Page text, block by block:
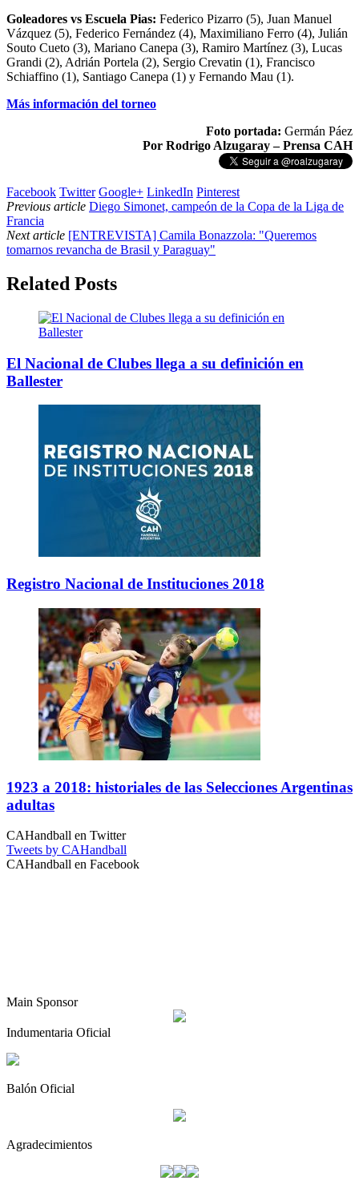
Goleadores vs Escuela Pias: Federico Pizarro (5), Juan Manuel
Vázquez (5), Federico Fernández (4), Maximiliano Ferro (4), Julián
Souto Cueto (3), Mariano Canepa (3), Ramiro Martínez (3), Lucas
Grandi (2), Adrián Portela (2), Sergio Crevatin (1), Francisco
Schiaffino (1), Santiago Canepa (1) y Fernando Mau (1).
Más información del torneo
Foto portada: Germán Páez
Por Rodrigo Alzugaray – Prensa CAH
Facebook Twitter Google+ LinkedIn Pinterest
Previous article Diego Simonet, campeón de la Copa de la Liga de
Francia
Next article [ENTREVISTA] Camila Bonazzola: "Queremos
tomarnos revancha de Brasil y Paraguay"
Related Posts
El Nacional de Clubes llega a su definición en
Ballester
Registro Nacional de Instituciones 2018
1923 a 2018: historiales de las Selecciones Argentinas
adultas
CAHandball en Twitter
Tweets by CAHandball
CAHandball en Facebook
Main Sponsor
Indumentaria Oficial
Balón Oficial
Agradecimientos